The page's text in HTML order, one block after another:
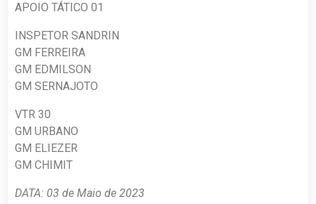
APOIO TÁTICO 01
INSPETOR SANDRIN
GM FERREIRA
GM EDMILSON
GM SERNAJOTO
VTR 30
GM URBANO
GM ELIEZER
GM CHIMIT
DATA: 03 de Maio de 2023